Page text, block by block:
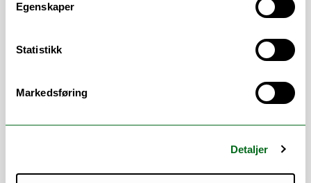
Egenskaper
Statistikk
Markedsføring
Detaljer
Kunnskapsartikler (FAQ)
TOPdesk: Brukerstøtte